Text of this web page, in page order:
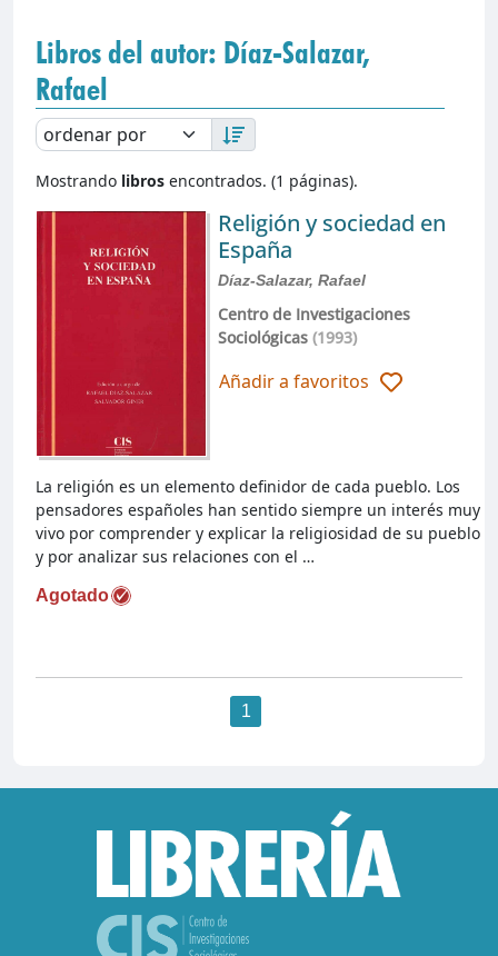
Libros del autor: Díaz-Salazar,
Rafael
Mostrando libros encontrados. (1 páginas).
Religión y sociedad en
España
Díaz-Salazar, Rafael
Centro de Investigaciones
Sociológicas(1993)
Añadir a favoritos
Agotado
La religión es un elemento definidor de cada pueblo. Los
pensadores españoles han sentido siempre un interés muy
vivo por comprender y explicar la religiosidad de su pueblo
y por analizar sus relaciones con el …
1